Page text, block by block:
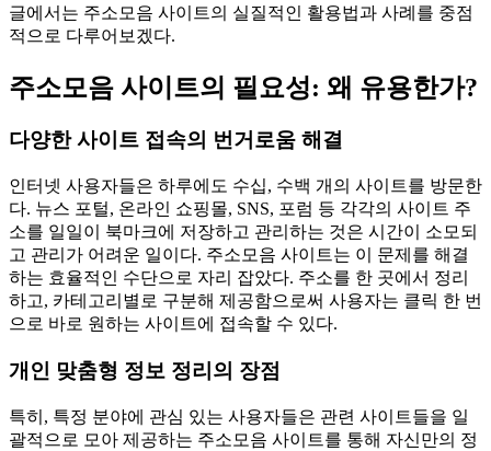
글에서는 주소모음 사이트의 실질적인 활용법과 사례를 중점
적으로 다루어보겠다.
주소모음 사이트의 필요성: 왜 유용한가?
다양한 사이트 접속의 번거로움 해결
인터넷 사용자들은 하루에도 수십, 수백 개의 사이트를 방문한
다. 뉴스 포털, 온라인 쇼핑몰, SNS, 포럼 등 각각의 사이트 주
소를 일일이 북마크에 저장하고 관리하는 것은 시간이 소모되
고 관리가 어려운 일이다. 주소모음 사이트는 이 문제를 해결
하는 효율적인 수단으로 자리 잡았다. 주소를 한 곳에서 정리
하고, 카테고리별로 구분해 제공함으로써 사용자는 클릭 한 번
으로 바로 원하는 사이트에 접속할 수 있다.
개인 맞춤형 정보 정리의 장점
특히, 특정 분야에 관심 있는 사용자들은 관련 사이트들을 일
괄적으로 모아 제공하는 주소모음 사이트를 통해 자신만의 정